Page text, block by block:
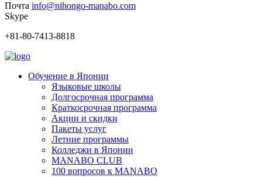
Почта info@nihongo-manabo.com
Skype
+81-80-7413-8818
Обучение в Японии
Языковые школы
Долгосрочная программа
Краткосрочная программа
Акции и скидки
Пакеты услуг
Летние программы
Колледжи в Японии
MANABO CLUB
100 вопросов к MАNABO